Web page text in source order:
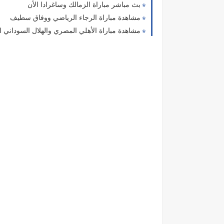
بث مباشر مباراة الزمالك وساغرادا الأن
مشاهدة مباراة الرجاء الرياضي ووفاق سطيف
مشاهدة مباراة الأهلي المصري والهلال السوداني